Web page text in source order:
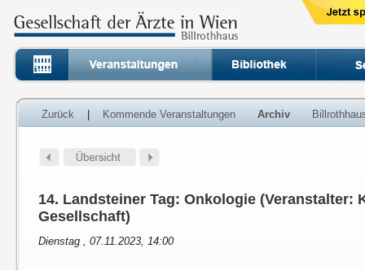
Zurück Kommende Veranstaltungen Archiv
14. Landsteiner Tag: Onkologie (Veranstalter:
Gesellschaft)
Dienstag , 07.11.2023, 14:00